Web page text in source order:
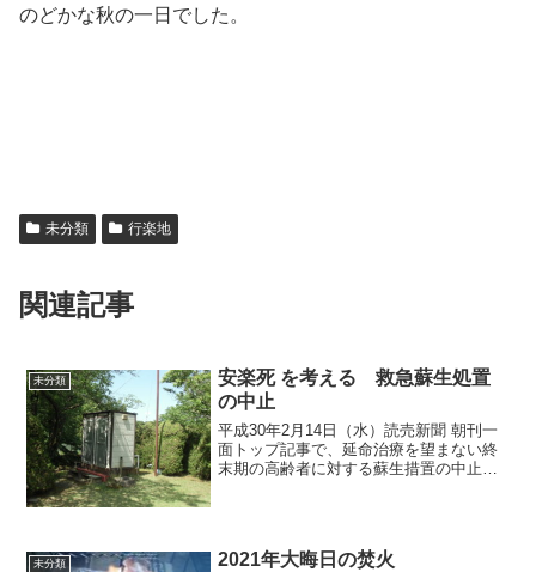
のどかな秋の一日でした。
未分類 行楽地
関連記事
未分類
安楽死 を考える 救急蘇生処置
の中止
平成30年2月14日（水）読売新聞 朝刊一
面トップ記事で、延命治療を望まない終
末期の高齢者に対する蘇生措置の中止に
未分類 2021年大晦日の焚火